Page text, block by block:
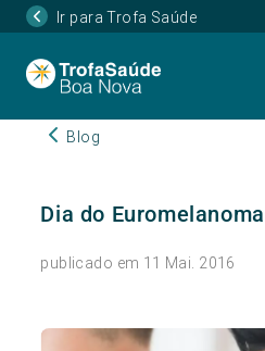
Ir para Trofa Saúde
Blog
Dia do Euromelanoma
publicado em 11 Mai. 2016